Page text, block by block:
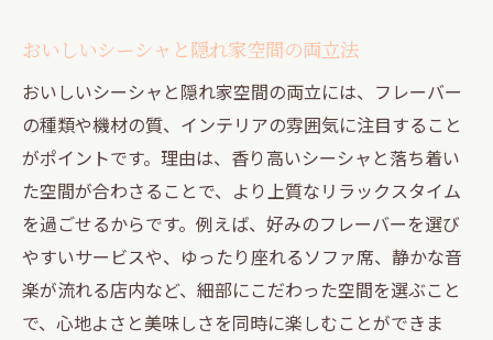
おいしいシーシャと隠れ家空間の両立法
おいしいシーシャと隠れ家空間の両立には、フレーバー
の種類や機材の質、インテリアの雰囲気に注目すること
がポイントです。理由は、香り高いシーシャと落ち着い
た空間が合わさることで、より上質なリラックスタイム
を過ごせるからです。例えば、好みのフレーバーを選び
やすいサービスや、ゆったり座れるソファ席、静かな音
楽が流れる店内など、細部にこだわった空間を選ぶこと
で、心地よさと美味しさを同時に楽しむことができま